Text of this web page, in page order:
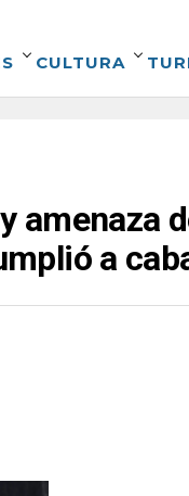
CULTURA
amenaza
a